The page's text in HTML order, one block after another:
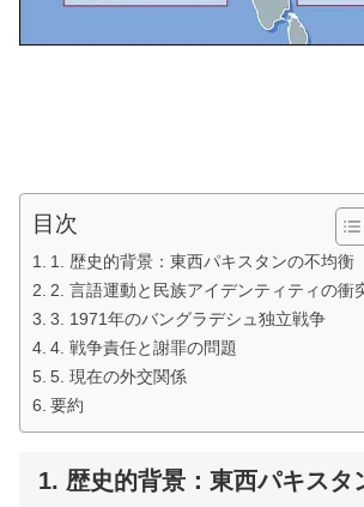
目次
1. 歴史的背景：東西パキスタンの不均衡
2. 言語運動と民族アイデンティティの衝
3. 1971年のバングラデシュ独立戦争
4. 戦争責任と謝罪の問題
5. 現在の外交関係
要約
1. 歴史的背景：東西パキスタ